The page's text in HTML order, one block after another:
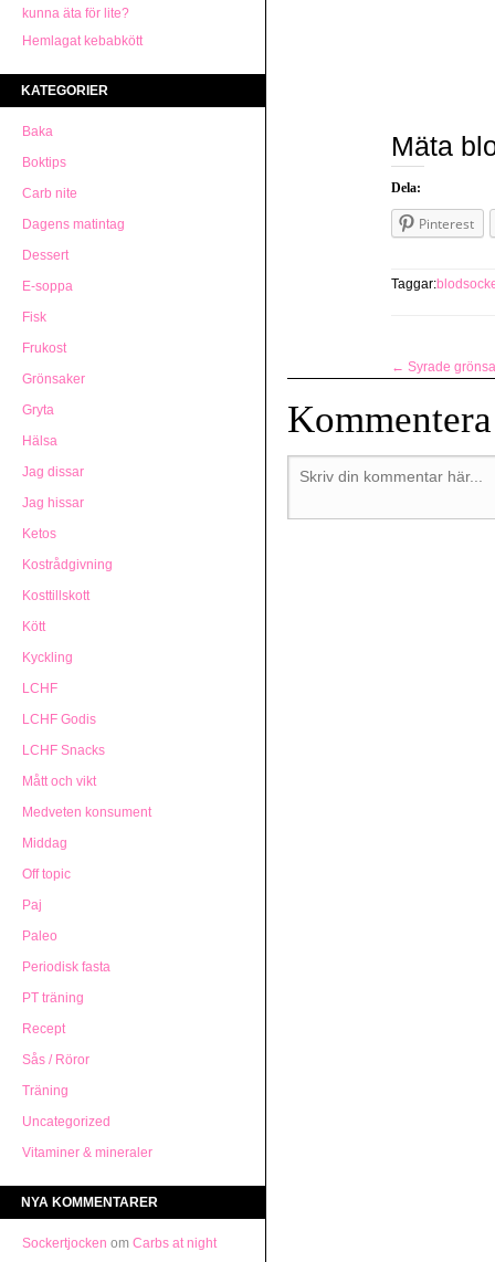
kunna äta för lite?
Hemlagat kebabkött
KATEGORIER
Baka
Boktips
Carb nite
Dagens matintag
Dessert
E-soppa
Fisk
Frukost
Grönsaker
Gryta
Hälsa
Jag dissar
Jag hissar
Ketos
Kostrådgivning
Kosttillskott
Kött
Kyckling
LCHF
LCHF Godis
LCHF Snacks
Mått och vikt
Medveten konsument
Middag
Off topic
Paj
Paleo
Periodisk fasta
PT träning
Recept
Sås / Röror
Träning
Uncategorized
Vitaminer & mineraler
NYA KOMMENTARER
Sockertjocken om Carbs at night
Mäta
Dela:
Pinterest
Taggar:
← Syrade
Kommentera